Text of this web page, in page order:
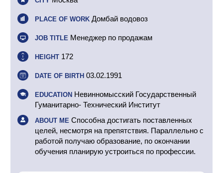
PLACE OF WORK Домбай водовоз
JOB TITLE Менеджер по продажам
HEIGHT 172
DATE OF BIRTH 03.02.1991
EDUCATION Невинномысский Государственный
Гуманитарно- Технический Институт
ABOUT ME Способна достигать поставленных
целей, несмотря на препятствия. Параллельно с
работой получаю образование, по окончании
обучения планирую устроиться по профессии.